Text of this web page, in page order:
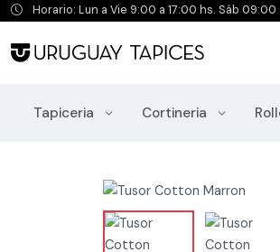
Horario: Lun a Vie 9:00 a 17:00 hs. Sáb 09:00
Tapiceria Cortineria